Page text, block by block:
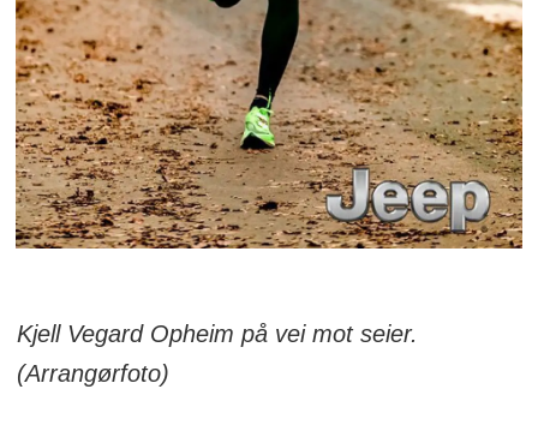
Kjell Vegard Opheim på vei mot seier.
(Arrangørfoto)